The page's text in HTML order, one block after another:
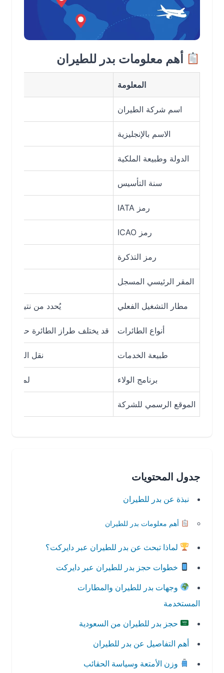
أهم معلومات بدر للطيران
المعلومة
اسم شركة الطيران
الاسم بالإنجليزية
الدولة وطبيعة الملكية
سنة التأسيس
رمز التذكرة
المقر الرئيسي المسجل
مطار التشغيل الفعلي يُحدد من نتيجة البحث
أنواع الطائرات قد يختلف طراز الطائرة حسب
طبيعة الخدمات نقل الركاب
برنامج الولاء لم يظهر
الموقع الرسمي للشركة
جدول المحتويات
نبذة عن بدر للطيران
أهم معلومات بدر للطيران
لماذا تبحث عن بدر للطيران عبر دايركت؟
خطوات حجز بدر للطيران عبر دايركت
وجهات بدر للطيران والمطارات
المستخدمة
حجز بدر للطيران من السعودية
أهم التفاصيل عن بدر للطيران
وزن الأمتعة وسياسة الحقائب